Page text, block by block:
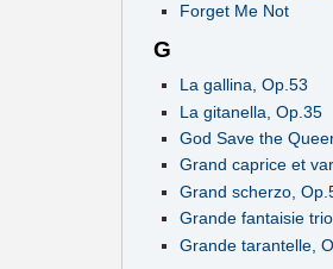
Forget Me Not
G
La gallina, Op.53
La gitanella, Op.35
God Save the
Grand caprice et
Grand scherzo,
Grande fantaisie
Grande tarantelle,